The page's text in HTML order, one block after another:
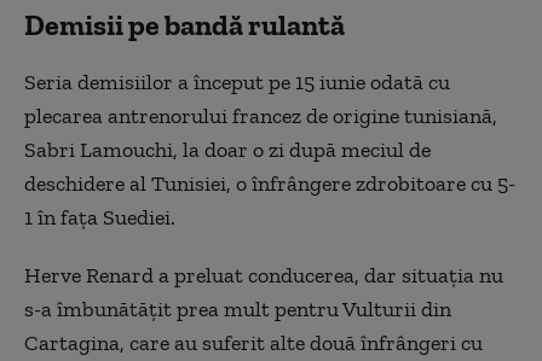
Demisii pe bandă rulantă
Seria demisiilor a început pe 15 iunie odată cu
plecarea antrenorului francez de origine tunisiană,
Sabri Lamouchi, la doar o zi după meciul de
deschidere al Tunisiei, o înfrângere zdrobitoare cu 5-
1 în faţa Suediei.
Herve Renard a preluat conducerea, dar situaţia nu
s-a îmbunătăţit prea mult pentru Vulturii din
Cartagina, care au suferit alte două înfrângeri cu